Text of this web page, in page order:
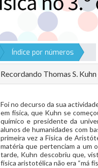
Índice por números
Recordando Thomas S.
Foi no decurso da sua
em física, que Kuhn se
químico e presidente da
alunos de humanidades com
primeira vez a Física de
matéria que pertenciam a um
tarde, Kuhn descobriu que,
física aristotélica não era “má